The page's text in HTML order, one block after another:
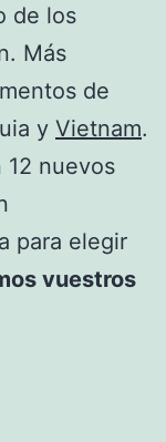
de los
Más
de
y Vietnam.
12 nuevos
para elegir
vuestros